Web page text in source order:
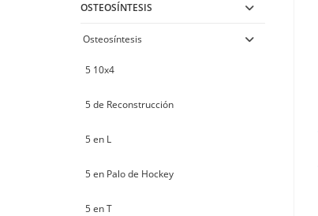
OSTEOSÍNTESIS
Osteosíntesis
5 10x4
5 de Reconstrucción
5 en L
5 en Palo de Hockey
5 en T